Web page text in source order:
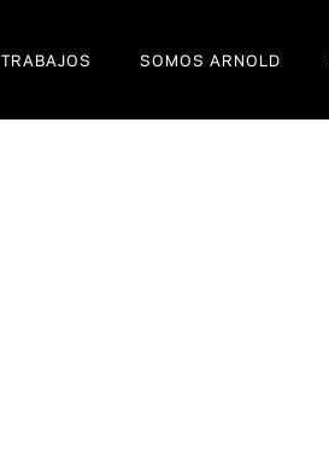
TRABAJOS SOMOS ARNOLD